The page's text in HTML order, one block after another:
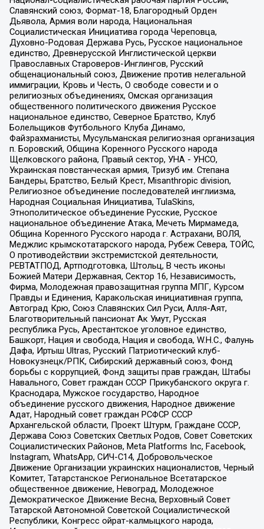
Славянский союз, Формат-18, Благородный Орден
Дьявола, Армия воли народа, Национальная
Социалистическая Инициатива города Череповца,
Духовно-Родовая Держава Русь, Русское национальное
единство, Древнерусской Инглистической церкви
Православных Староверов-Инглингов, Русский
общенациональный союз, Движение против нелегальной
иммиграции, Кровь и Честь, О свободе совести и о
религиозных объединениях, Омская организация
общественного политического движения Русское
национальное единство, Северное Братство, Клуб
Болельщиков Футбольного Клуба Динамо,
Файзрахманисты, Мусульманская религиозная организация
п. Боровский, Община Коренного Русского народа
Щелковского района, Правый сектор, УНА - УНСО,
Украинская повстанческая армия, Тризуб им. Степана
Бандеры, Братство, Белый Крест, Misanthropic division,
Религиозное объединение последователей инглиизма,
Народная Социальная Инициатива, TulaSkins,
Этнополитическое объединение Русские, Русское
национальное объединение Атака, Мечеть Мирмамеда,
Община Коренного Русского народа г. Астрахани, ВОЛЯ,
Меджлис крымскотатарского народа, Рубеж Севера, ТОЙС,
О противодействии экстремистской деятельности,
РЕВТАТПОД, Артподготовка, Штольц, В честь иконы
Божией Матери Державная, Сектор 16, Независимость,
Фирма, Молодежная правозащитная группа МПГ, Курсом
Правды и Единения, Каракольская инициативная группа,
Автоград Крю, Союз Славянских Сил Руси, Алля-Аят,
Благотворительный пансионат Ак Умут, Русская
республика Русь, Арестантское уголовное единство,
Башкорт, Нация и свобода, Нация и свобода, W.H.С., Фалунь
Дафа, Иртыш Ultras, Русский Патриотический клуб-
Новокузнецк/РПК, Сибирский державный союз, Фонд
борьбы с коррупцией, Фонд защиты прав граждан, Штабы
Навального, Совет граждан СССР Прикубанского округа г.
Краснодара, Мужское государство, Народное
объединение русского движения, Народное движение
Адат, Народный совет граждан РСФСР СССР
Архангельской области, Проект Штурм, Граждане СССР,
Держава Союз Советских Светлых Родов, Совет Советских
Социалистических Районов, Meta Platforms Inc, Facebook,
Instagram, WhatsApp, СИЧ-С14, Добровольческое
Движение Организации украинских националистов, Черный
Комитет, Татарстанское Региональное Всетатарское
общественное движение, Невоград, Молодежное
Демократическое Движение Весна, Верховный Совет
Татарской Автономной Советской Социалистической
Республики, Конгресс ойрат-калмыцкого народа,